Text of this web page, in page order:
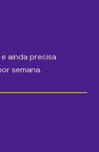
ainda precisa
semana.